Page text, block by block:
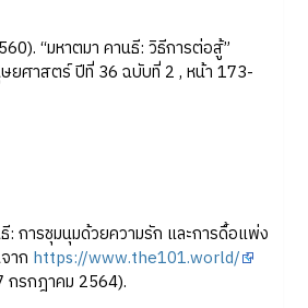
“มหาตมา คานธี: วิธีการต่อสู้”
ยศาสตร์ ปีที่ 36 ฉบับที่ 2 , หน้า 173-
: การชุมนุมด้วยความรัก และการดื้อแพ่ง
าก https://www.the101.world/
รกฎาคม 2564).